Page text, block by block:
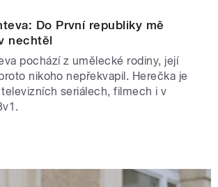
Do První republiky mě
nechtěl
pochází z umělecké rodiny, její
nikoho nepřekvapil. Herečka je
seriálech, filmech i v